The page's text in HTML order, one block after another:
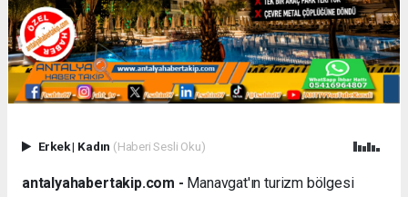
Erkek| Kadın (Haberi Sesli Oku)
antalyahabertakip.com - Manavgat'ın turizm bölgesi